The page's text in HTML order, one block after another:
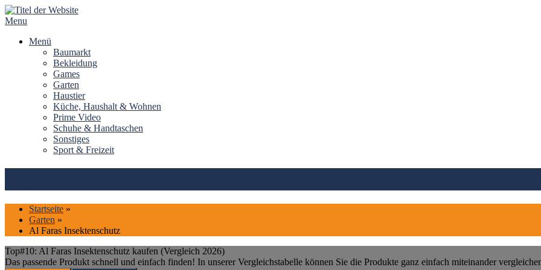
Skip
to
Menu
Menü
Baumarkt
Bekleidung
Games
Garten
Haustier
Küche, Haushalt & Wohnen
Prime Video
Schuhe & Handtaschen
Sonstiges
Sport & Freizeit
Startseite »
Garten »
Al Faras Insektenschutz
Top#10: Al Faras Insektenschutz kaufen (Vergleich 2026)
Das passende Produkt schnell und einfach finden! In unserer Vergleichstabelle können Sie die Produkte ganz einfach miteinander